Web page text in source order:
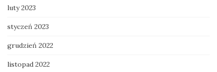
luty 2023
styczeń 2023
grudzień 2022
listopad 2022